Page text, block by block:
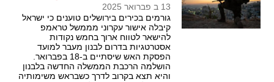
13 ב פברואר 2025
גורמים בכירים בירושלים טוענים כי ישראל
קיבלה אישור עקרוני מממשל טראמפ
להישאר לטווח ארוך בחמש נקודות
אסטרטגיות בדרום לבנון מעבר למועד
הפסקת האש שיסתיים ב-18 בפברואר.
הושלמה הרכבת הממשלה החדשה בלבנון
והיא תצא בקרוב לדרך כשבראש משימותיה